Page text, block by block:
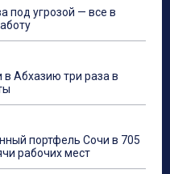
под угрозой — все в
в Абхазию три раза в
портфель Сочи в 705
рабочих мест